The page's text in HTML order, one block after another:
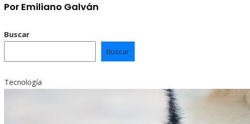
Por Emiliano Galván
Buscar
Buscar
Tecnología